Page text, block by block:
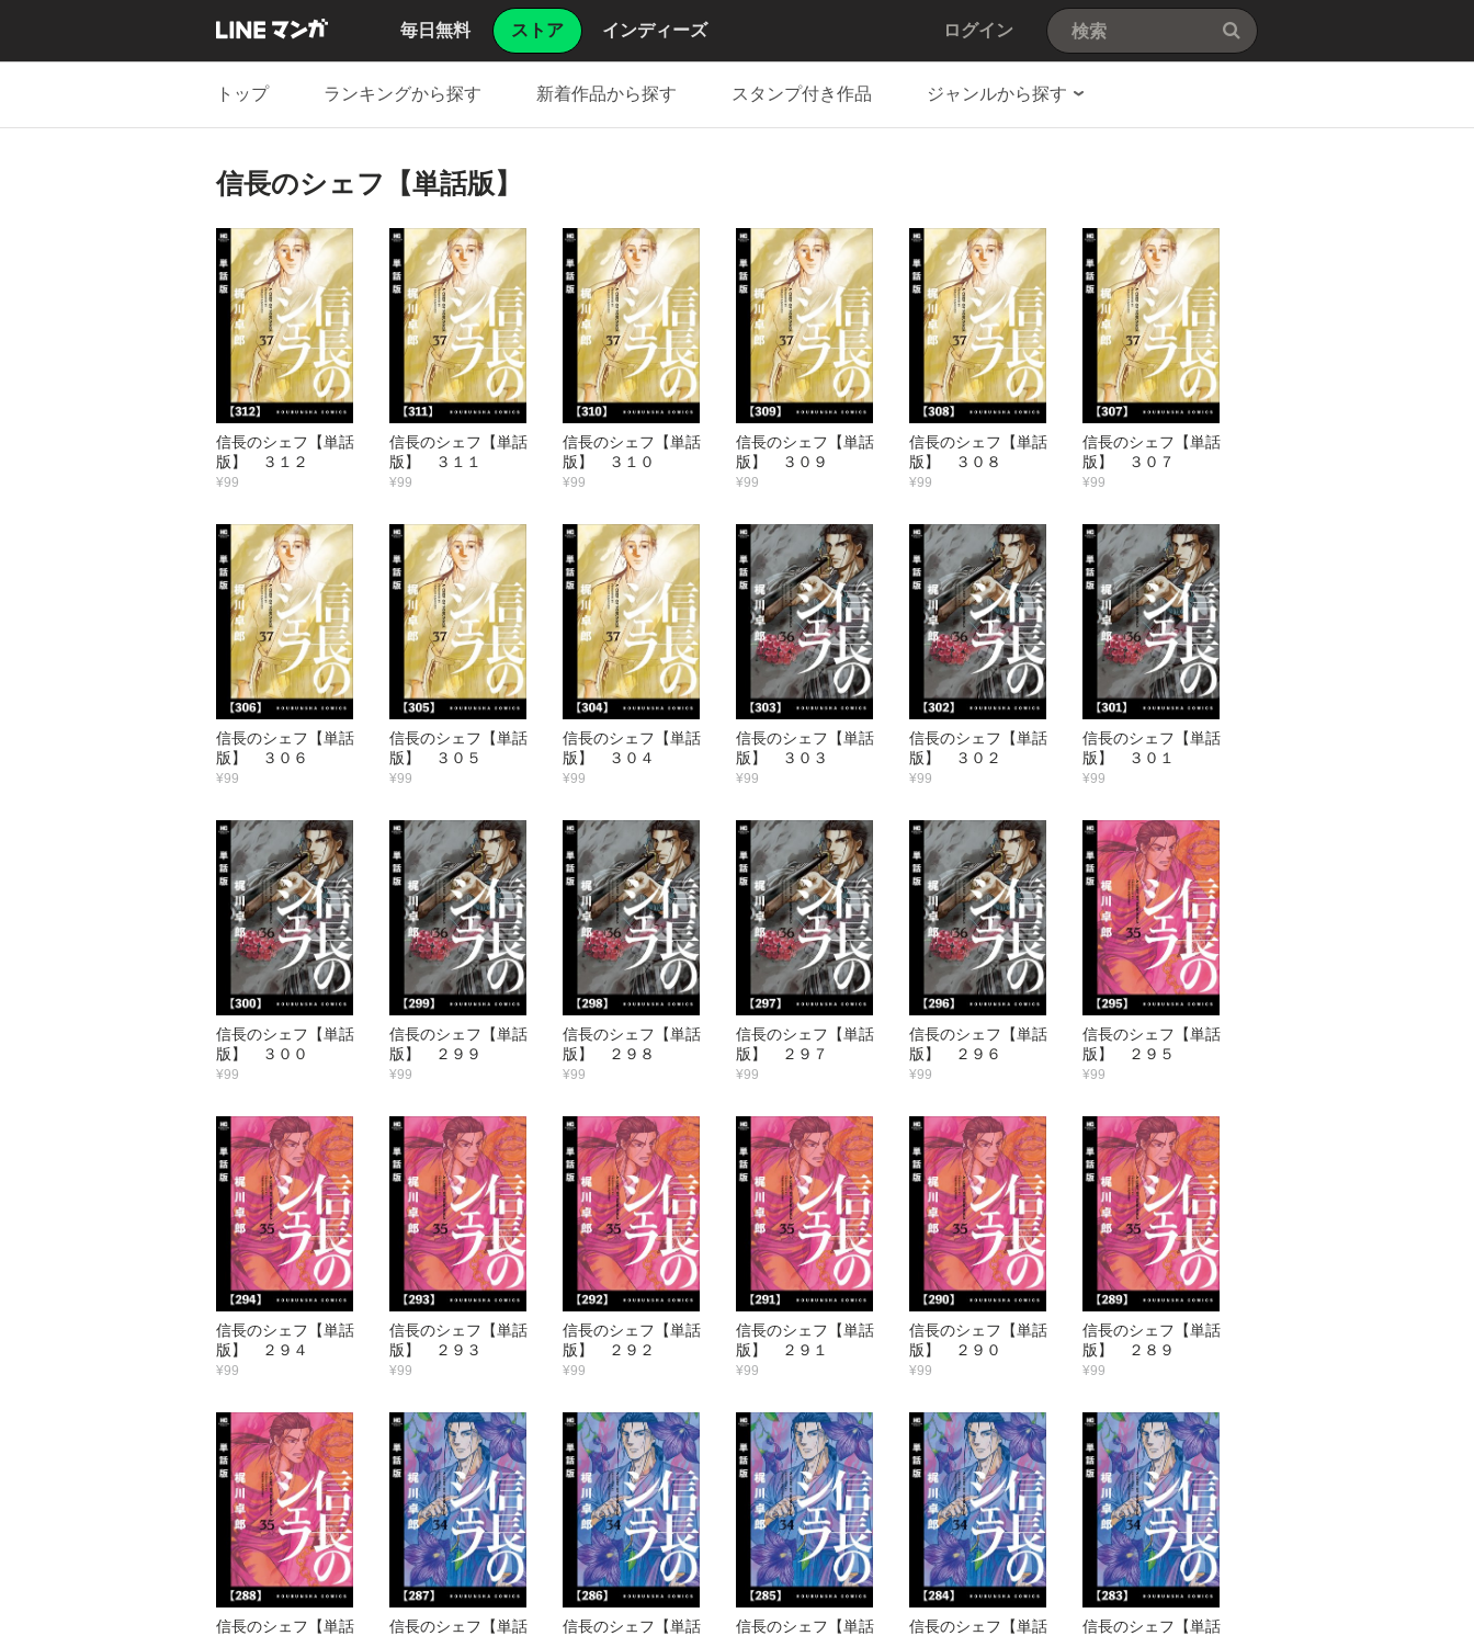
毎日無料 ストア インディーズ ログイン
トップ ランキングから探す 新着作品から探す スタンプ付き作品 ジャンルから探す
信長のシェフ【単話版】
信長のシェフ【単話
版】 ３１２
¥99
信長のシェフ【単話
版】 ３１１
¥99
信長のシェフ【単話
版】 ３１０
¥99
信長のシェフ【単話
版】 ３０９
¥99
信長のシェフ【単話
版】 ３０８
¥99
信長のシェフ【単話
版】 ３０７
¥99
信長のシェフ【単話
版】 ３０６
¥99
信長のシェフ【単話
版】 ３０５
¥99
信長のシェフ【単話
版】 ３０４
¥99
信長のシェフ【単話
版】 ３０３
¥99
信長のシェフ【単話
版】 ３０２
¥99
信長のシェフ【単話
版】 ３０１
¥99
信長のシェフ【単話
版】 ３００
¥99
信長のシェフ【単話
版】 ２９９
¥99
信長のシェフ【単話
版】 ２９８
¥99
信長のシェフ【単話
版】 ２９７
¥99
信長のシェフ【単話
版】 ２９６
¥99
信長のシェフ【単話
版】 ２９５
¥99
信長のシェフ【単話
版】 ２９４
¥99
信長のシェフ【単話
版】 ２９３
¥99
信長のシェフ【単話
版】 ２９２
¥99
信長のシェフ【単話
版】 ２９１
¥99
信長のシェフ【単話
版】 ２９０
¥99
信長のシェフ【単話
版】 ２８９
¥99
信長のシェフ【単話
信長のシェフ【単話
信長のシェフ【単話
信長のシェフ【単話
信長のシェフ【単話
信長のシェフ【単話